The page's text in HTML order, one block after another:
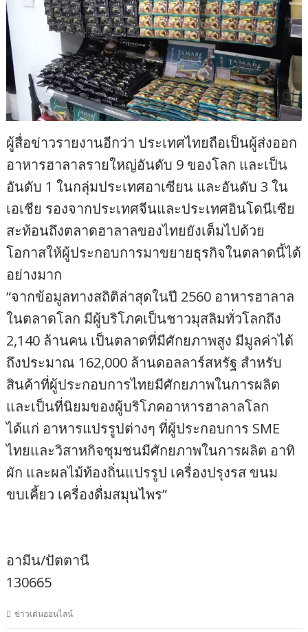
ผู้สื่อข่าวรายงานอีกว่า ประเทศไทยถือเป็นผู้ส่งออก
อาหารฮาลาลรายใหญ่อันดับ 9 ของโลก และเป็น
อันดับ 1 ในกลุ่มประเทศอาเซียน และอันดับ 3 ใน
เอเชีย รองจากประเทศจีนและประเทศอินโดนีเซีย
สะท้อนถึงตลาดฮาลาลของไทยยังเต็มไปด้วย
โอกาสให้ผู้ประกอบการมาขยายธุรกิจในตลาดนี้ได้
อย่างมาก
“จากข้อมูลทางสถิติล่าสุดในปี 2560 อาหารฮาลาล
ในตลาดโลก มีผู้บริโภคเป็นชาวมุสลิมทั่วโลกถึง
2,140 ล้านคน เป็นตลาดที่มีศักยภาพสูง มีมูลค่าได้
ถึงประมาณ 162,000 ล้านดอลลาร์สหรัฐ สำหรับ
สินค้าที่ผู้ประกอบการไทยมีศักยภาพในการผลิต
และเป็นที่นิยมของผู้บริโภคอาหารฮาลาลโลก
ได้แก่ อาหารแปรรูปต่างๆ ที่ผู้ประกอบการ SME
ไทยและวิสาหกิจชุมชนมีศักยภาพในการผลิต อาทิ
ผัก และผลไม้ท้องถิ่นแปรรูป เครื่องปรุงรส ขนม
ขบเคี้ยว เครื่องดื่มสมุนไพร”
อามีน/ปัตตานี
130665
ข่าวเด่นออนไลน์